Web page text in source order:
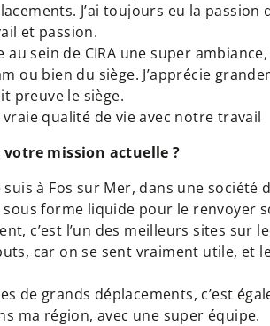
J’ai toujours eu la passion
et passion.
au sein de CIRA une super
ou bien du siège. J’apprécie
preuve le siège.
qualité de vie avec notre travail
votre mission actuelle ?
à Fos sur Mer, dans une société
sous forme liquide pour le renvoyer
c’est l’un des meilleurs sites sur
car on se sent vraiment utile, et
de grands déplacements, c’est
ma région, avec une super équipe.